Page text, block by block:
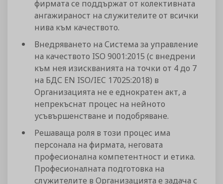
фирмата се поддържат от колективната
ангажираност на служителите от всички
нива към качеството.
Внедряването на Система за управление
на качеството ISO 9001:2015 (с внедрени
към нея изискванията на точки от 4 до 7
на БДС EN ISO/IEC 17025:2018) в
Организацията не е еднократен акт, а
непрекъснат процес на нейното
усъвършенстване и подобряване.
Решаваща роля в този процес има
персонала на фирмата, неговата
професионална компетентност и етика.
Професионалната подготовка на
служителите в Организацията е задача с